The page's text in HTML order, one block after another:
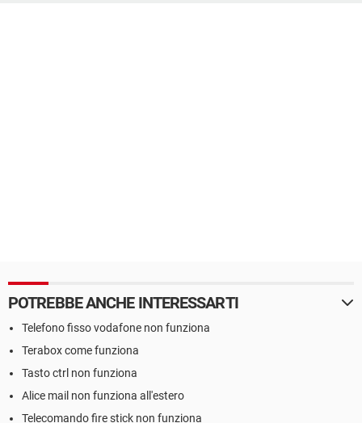
POTREBBE ANCHE INTERESSARTI
Telefono fisso vodafone non funziona
Terabox come funziona
Tasto ctrl non funziona
Alice mail non funziona all'estero
Telecomando fire stick non funziona